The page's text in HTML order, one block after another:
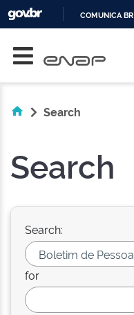
COMUNICA BR
Search
Search
Search:
for